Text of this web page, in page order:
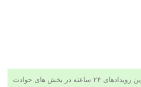
جدیدترین اخبار و مهم ترین رویدادهای ۲۴ ساعته در بخش های حوادث